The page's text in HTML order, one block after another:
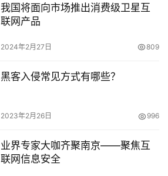
我国将面向市场推出消费级卫星互
联网产品
2024年2月27日 809
黑客入侵常见方式有哪些？
2023年2月26日 996
业界专家大咖齐聚南京——聚焦互
联网信息安全